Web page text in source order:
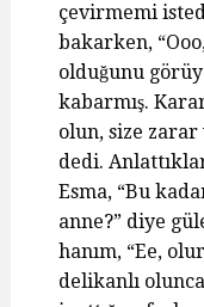
çevirmemi
bakarken,
olduğunu
kabarmış.
olun, size
dedi.
Esma, “Bu
anne?” diye
hanım, “Ee,
delikanlı